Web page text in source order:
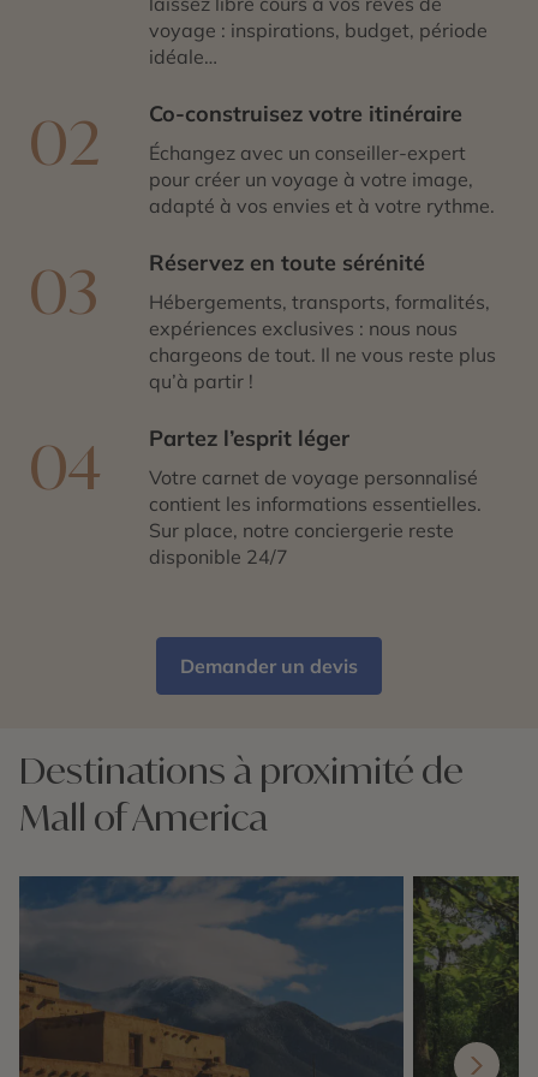
voyage : inspirations, budget, période
idéale…
02 Co-construisez votre itinéraire
Échangez avec un conseiller-expert
pour créer un voyage à votre image,
adapté à vos envies et à votre rythme.
03 Réservez en toute sérénité
Hébergements, transports, formalités,
expériences exclusives : nous nous
chargeons de tout. Il ne vous reste plus
qu’à partir !
04 Partez l’esprit léger
Votre carnet de voyage personnalisé
contient les informations essentielles.
Sur place, notre conciergerie reste
disponible 24/7
Demander un devis
Destinations à proximité de
Mall of America